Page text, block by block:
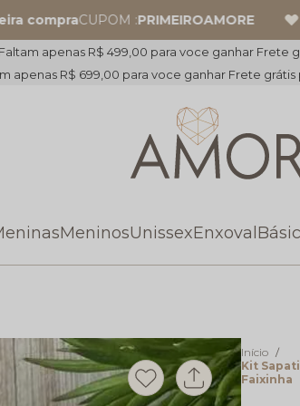
compraCUPOM :PRIMEIROAMORE
Faltam apenas R$ 499,00 para voce ganhar Frete
apenas R$ 699,00 para voce ganhar Frete grátis
MeninosUnissexEnxoval
Início
Kit
Faixinha